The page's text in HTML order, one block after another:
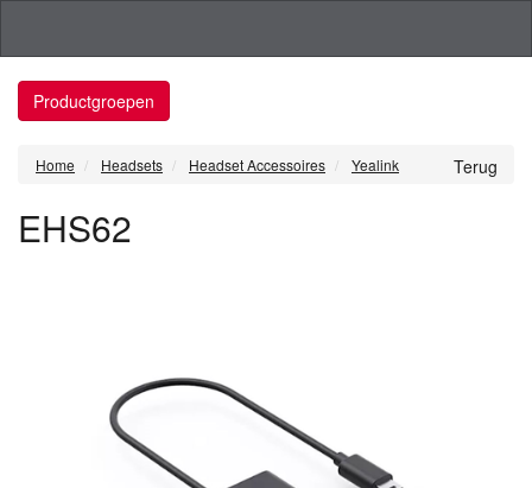
Productgroepen
Terug
Home Headsets Headset Accessoires Yealink
EHS62